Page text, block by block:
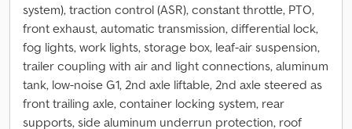
system), traction control (ASR), constant throttle, PTO,
front exhaust, automatic transmission, differential lock,
fog lights, work lights, storage box, leaf-air suspension,
trailer coupling with air and light connections, aluminum
tank, low-noise G1, 2nd axle liftable, 2nd axle steered as
front trailing axle, container locking system, rear
supports, side aluminum underrun protection, roof